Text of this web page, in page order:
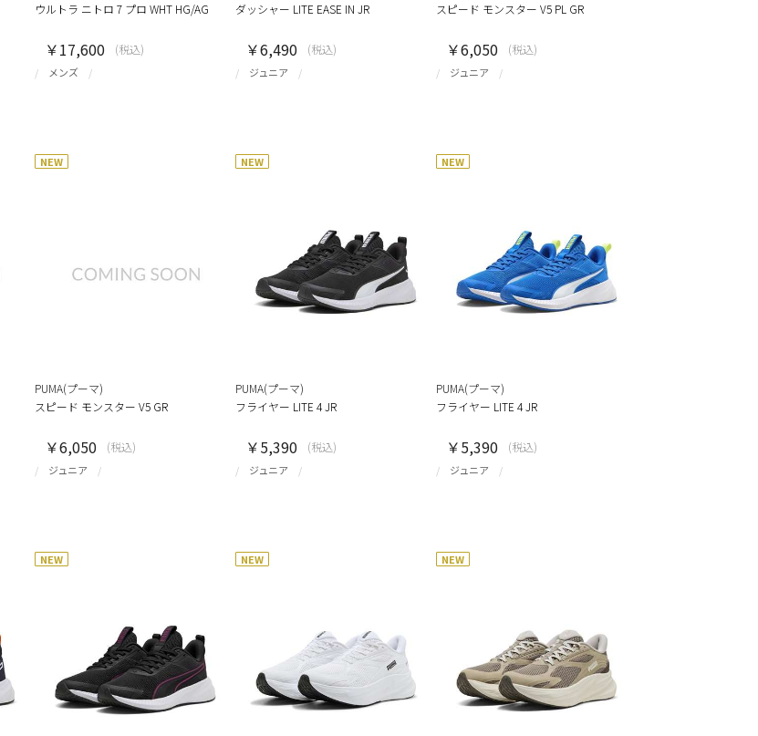
ウルトラ ニトロ 7 プロ WHT HG/AG
メンズ
￥17,600 (税込)
ダッシャー LITE EASE IN JR
ジュニア
￥6,490 (税込)
スピード モンスター V5 PL GR
ジュニア
￥6,050 (税込)
NEW
PUMA(プーマ)
スピード モンスター V5 GR
ジュニア
￥6,050 (税込)
NEW
PUMA(プーマ)
フライヤー LITE 4 JR
ジュニア
￥5,390 (税込)
NEW
PUMA(プーマ)
フライヤー LITE 4 JR
ジュニア
￥5,390 (税込)
NEW NEW NEW